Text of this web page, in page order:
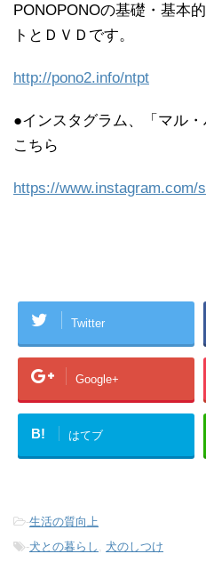
PONOPONOの基礎・基本
トとＤＶＤです。
http://pono2.info/ntpt
●インスタグラム、「マル
こちら
https://www.instagram.com/
Twitter
Google+
B! はてブ
-生活の質向上
-犬との暮らし , 犬のしつけ